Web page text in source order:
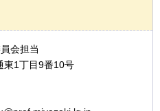
会担当
1丁目9番10号